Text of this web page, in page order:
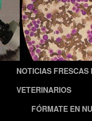
NOTICIAS FRESCAS
VETERINARIOS
FÓRMATE EN